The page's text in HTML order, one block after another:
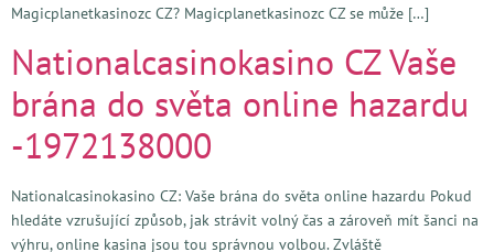
Magicplanetkasinozc CZ? Magicplanetkasinozc CZ se může […]
Nationalcasinokasino CZ Vaše
brána do světa online hazardu
-1972138000
Nationalcasinokasino CZ: Vaše brána do světa online hazardu Pokud
hledáte vzrušující způsob, jak strávit volný čas a zároveň mít šanci na
výhru, online kasina jsou tou správnou volbou. Zvláště